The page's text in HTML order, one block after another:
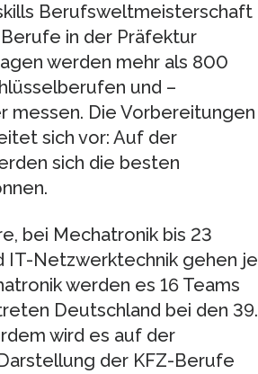
Berufsweltmeisterschaft
in der Präfektur
werden mehr als 800
und –
messen. Die Vorbereitungen
sich vor: Auf der
sich die besten
bei Mechatronik bis 23
IT-Netzwerktechnik gehen je
werden es 16 Teams
Deutschland bei den 39.
wird es auf der
der KFZ-Berufe